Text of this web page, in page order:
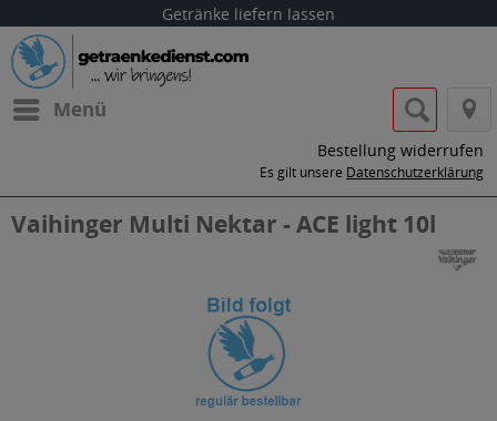
Getränke liefern lassen
Menü
Bestellung widerrufen
Es gilt unsere Datenschutzerklärung
Vaihinger Multi Nektar - ACE light 10l